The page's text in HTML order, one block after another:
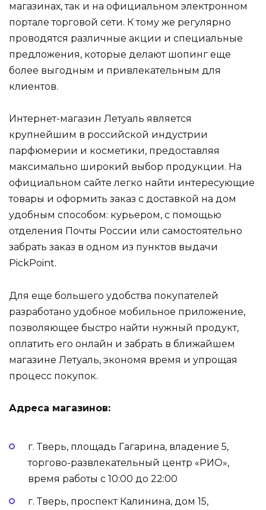
магазинах, так и на официальном электронном
портале торговой сети. К тому же регулярно
проводятся различные акции и специальные
предложения, которые делают шопинг еще
более выгодным и привлекательным для
клиентов.
Интернет-магазин Летуаль является
крупнейшим в российской индустрии
парфюмерии и косметики, предоставляя
максимально широкий выбор продукции. На
официальном сайте легко найти интересующие
товары и оформить заказ с доставкой на дом
удобным способом: курьером, с помощью
отделения Почты России или самостоятельно
забрать заказ в одном из пунктов выдачи
PickPoint.
Для еще большего удобства покупателей
разработано удобное мобильное приложение,
позволяющее быстро найти нужный продукт,
оплатить его онлайн и забрать в ближайшем
магазине Летуаль, экономя время и упрощая
процесс покупок.
Адреса магазинов:
г. Тверь, площадь Гагарина, владение 5,
торгово-развлекательный центр «РИО»,
время работы с 10:00 до 22:00
г. Тверь, проспект Калинина, дом 15,